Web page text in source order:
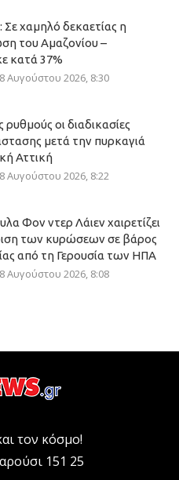
Σε χαμηλό δεκαετίας η
του Αμαζονίου –
κατά 37%
Αυγούστου 2026, 8:30
ρυθμούς οι διαδικασίες
μετά την πυρκαγιά
Αττική
Αυγούστου 2026, 8:22
Φον ντερ Λάιεν χαιρετίζει
των κυρώσεων σε βάρος
από τη Γερουσία των ΗΠΑ
Αυγούστου 2026, 8:08
τον κόσμο!
151 25